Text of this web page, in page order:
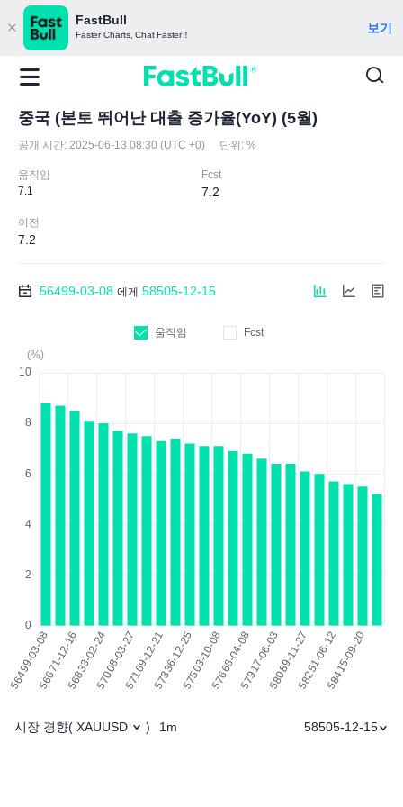
FastBull
Faster Charts, Chat Faster！ 보기
중국 (본토 뛰어난 대출 증가율(YoY) (5월)
공개 시간: 2025-06-13 08:30 (UTC +0) 단위: %
움직임
7.1
Fcst
7.2
이전
7.2
56499-03-08 에게 58505-12-15
움직임
Fcst
(%)
시장 경향( XAUUSD ) 1m 58505-12-15